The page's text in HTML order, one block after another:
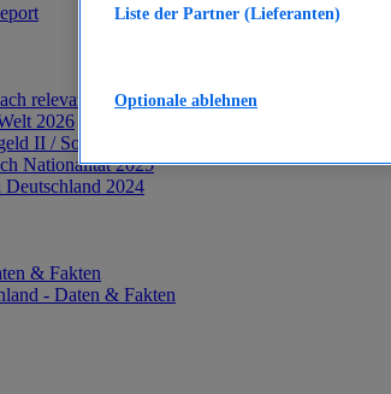
relevanten Altersgruppen 2024
2026
II / Sozialgeld / Bürgergeld in Deutschland
Nationalität 2025
2024
& Fakten
- Daten & Fakten
Liste der Partner (Lieferanten)
Optionale ablehnen